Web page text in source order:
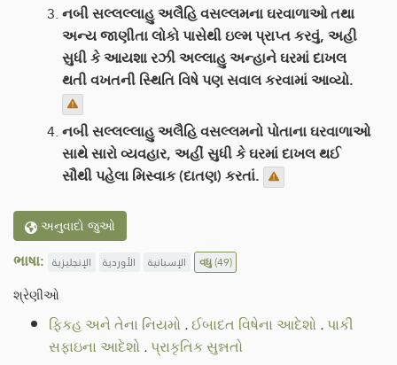
નબી સલ્લલ્લાહુ અલૈહિ વસલ્લમના ઘરવાળાઓ તથા
અન્ય જાણીતા લોકો પાસેથી ઇલ્મ પ્રાપ્ત કરવું, અહી
સુધી કે આયશા રઝી અલ્લાહુ અન્હાને ઘરમાં દાખલ
થતી વખતની સ્થિતિ વિષે પણ સવાલ કરવામાં આવ્યો.
નબી સલ્લલ્લાહુ અલૈહિ વસલ્લમનો પોતાના ઘરવાળાઓ
સાથે સારો વ્યવહાર, અહીં સુધી કે ઘરમાં દાખલ થઈ
સૌથી પહેલા મિસ્વાક (દાતણ) કરતાં.
અનુવાદો જુઓ
ભાષા: الإنجليزية الأوردية الإسبانية વધુ(49)
શ્રેણીઓ
ફિકહ અને તેના નિયમો .ઈબાદત વિષેના આદેશો .પાકી
સફાઇના આદેશો .પ્રાકૃતિક સુન્નતો